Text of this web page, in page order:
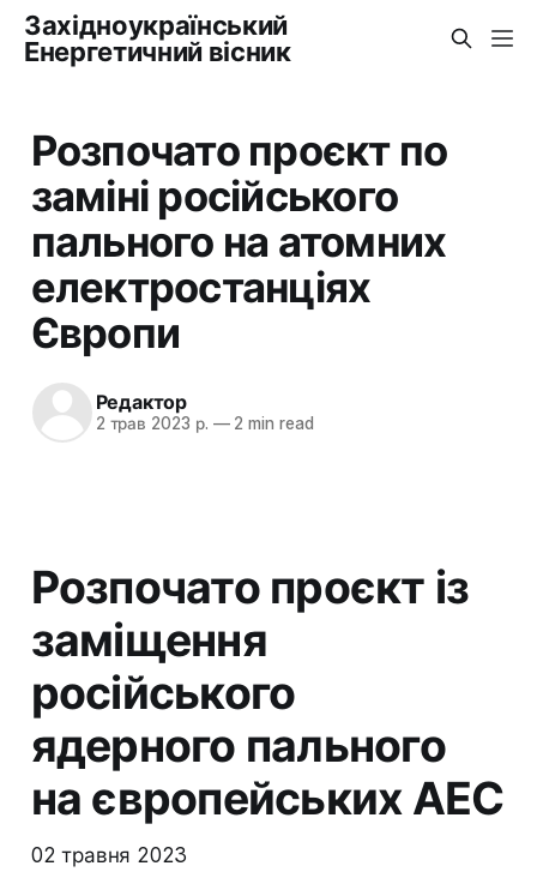
Західноукраїнський
Енергетичний вісник
Розпочато проєкт по
заміні російського
пального на атомних
електростанціях
Європи
Редактор
2 трав 2023 р. —2 min read
Розпочато проєкт із
заміщення
російського
ядерного пального
на європейських АЕС
02 травня 2023